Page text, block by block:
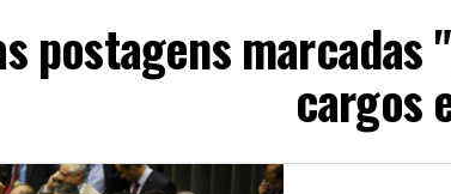
postagens
cargos